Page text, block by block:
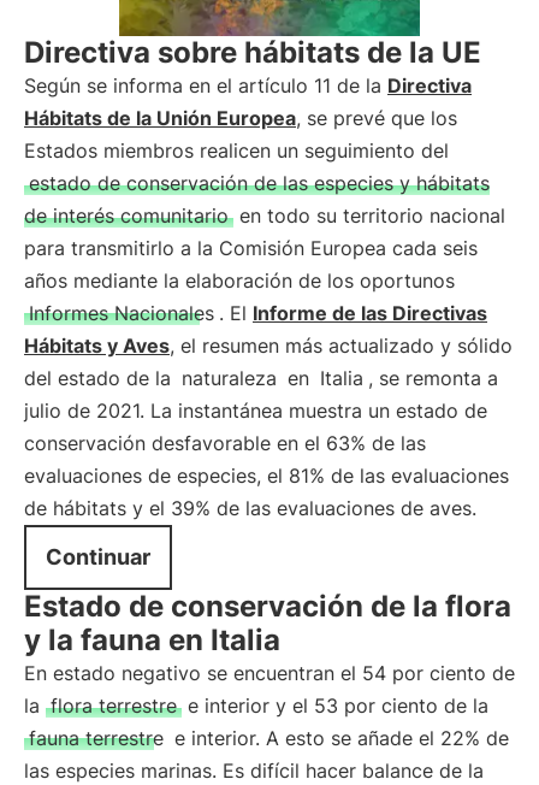
Directiva sobre hábitats de la UE
Según se informa en el artículo 11 de la Directiva
Hábitats de la Unión Europea, se prevé que los
Estados miembros realicen un seguimiento del
estado de conservación de las especies y hábitats
de interés comunitario en todo su territorio nacional
para transmitirlo a la Comisión Europea cada seis
años mediante la elaboración de los oportunos
Informes Nacionales . El Informe de las Directivas
Hábitats y Aves, el resumen más actualizado y sólido
del estado de la naturaleza en Italia , se remonta a
julio de 2021. La instantánea muestra un estado de
conservación desfavorable en el 63% de las
evaluaciones de especies, el 81% de las evaluaciones
de hábitats y el 39% de las evaluaciones de aves.
Continuar
Estado de conservación de la flora
y la fauna en Italia
En estado negativo se encuentran el 54 por ciento de
la flora terrestre e interior y el 53 por ciento de la
fauna terrestre e interior. A esto se añade el 22% de
las especies marinas. Es difícil hacer balance de la